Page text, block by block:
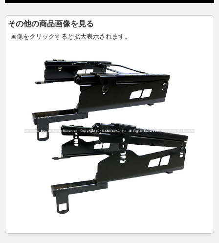
その他の商品画像を見る
画像をクリックすると拡大表示されます。